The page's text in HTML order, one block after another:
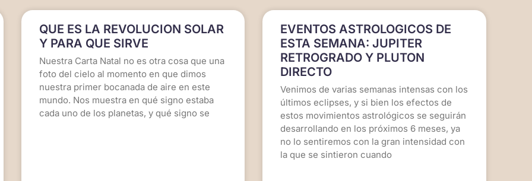
QUE ES LA REVOLUCION SOLAR
Y PARA QUE SIRVE
Nuestra Carta Natal no es otra cosa que una
foto del cielo al momento en que dimos
nuestra primer bocanada de aire en este
mundo. Nos muestra en qué signo estaba
cada uno de los planetas, y qué signo se
EVENTOS ASTROLOGICOS DE
ESTA SEMANA: JUPITER
RETROGRADO Y PLUTON
DIRECTO
Venimos de varias semanas intensas con los
últimos eclipses, y si bien los efectos de
estos movimientos astrológicos se seguirán
desarrollando en los próximos 6 meses, ya
no lo sentiremos con la gran intensidad con
la que se sintieron cuando